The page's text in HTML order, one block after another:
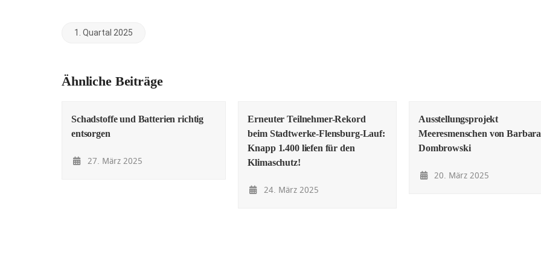
1. Quartal 2025
Ähnliche Beiträge
Schadstoffe und Batterien richtig
entsorgen
27. März 2025
Erneuter Teilnehmer-Rekord
beim Stadtwerke-Flensburg-Lauf:
Knapp 1.400 liefen für den
Klimaschutz!
24. März 2025
Ausstellungsprojekt
Meeresmenschen von Barbara
Dombrowski
20. März 2025